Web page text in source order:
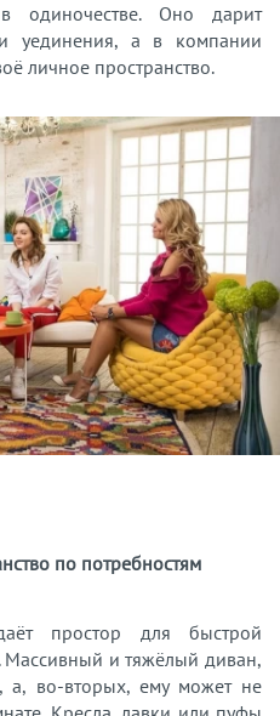
одиночестве. Оно дарит
уединения, а в компании
личное пространство.
по потребностям
простор для быстрой
и тяжёлый диван,
а, во-вторых, ему может не